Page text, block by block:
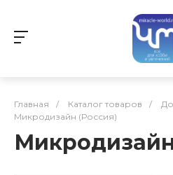
Главная / Каталог товаров /
Микродизайн (Россия)